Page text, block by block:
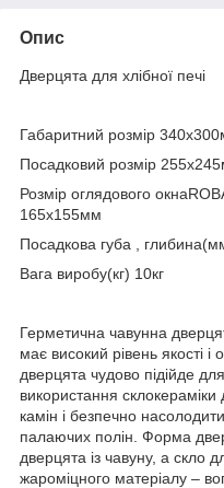
Опис
Дверцята для хлібної печі
Габаритний розмір
Посадковий розмір
Розмір оглядового
165х155мм
Посадкова губа ,
Вага виробу(кг) 10кг
Герметична чавунна
має високий рівень якості
дверцята чудово підійде
використання
камін і безпечно
палаючих полін. Форма
дверцята із чавуну, а скло
жароміцного матеріалу –